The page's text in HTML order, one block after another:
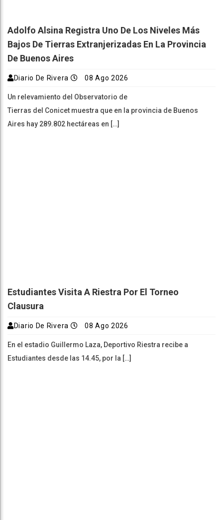
Adolfo Alsina Registra Uno De Los Niveles Más
Bajos De Tierras Extranjerizadas En La Provincia
De Buenos Aires
Diario De Rivera 08 Ago 2026
Un relevamiento del Observatorio de
Tierras del Conicet muestra que en la provincia de Buenos
Aires hay 289.802 hectáreas en […]
Estudiantes Visita A Riestra Por El Torneo
Clausura
Diario De Rivera 08 Ago 2026
En el estadio Guillermo Laza, Deportivo Riestra recibe a
Estudiantes desde las 14.45, por la […]